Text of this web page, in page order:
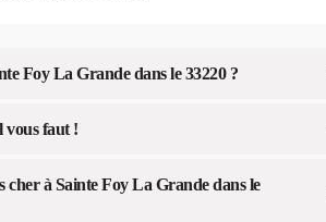
Foy La Grande dans le 33220 ?
vous faut !
cher à Sainte Foy La Grande dans le